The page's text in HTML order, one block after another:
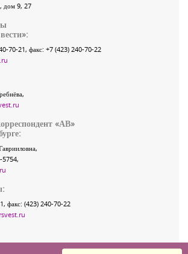
, дом 9, 27
»:
70-21, факс: +7 (423) 240-70-22
«АВ»
5754,
факс: (423) 240-70-22